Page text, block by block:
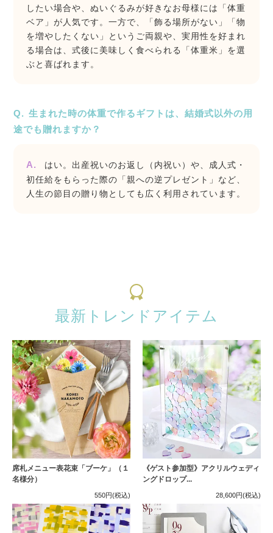
したい場合や、ぬいぐるみが好きなお母様には「体重
ベア」が人気です。一方で、「飾る場所がない」「物
を増やしたくない」というご両親や、実用性を好まれ
る場合は、式後に美味しく食べられる「体重米」を選
ぶと喜ばれます。
生まれた時の体重で作るギフトは、結婚式以外の用
途でも贈れますか？
はい。出産祝いのお返し（内祝い）や、成人式・
初任給をもらった際の「親への逆プレゼント」など、
人生の節目の贈り物としても広く利用されています。
最新トレンドアイテム
席札メニュー表花束「ブーケ」（１
名様分）
550円(税込)
《ゲスト参加型》アクリルウェディ
ングドロップ...
28,600円(税込)